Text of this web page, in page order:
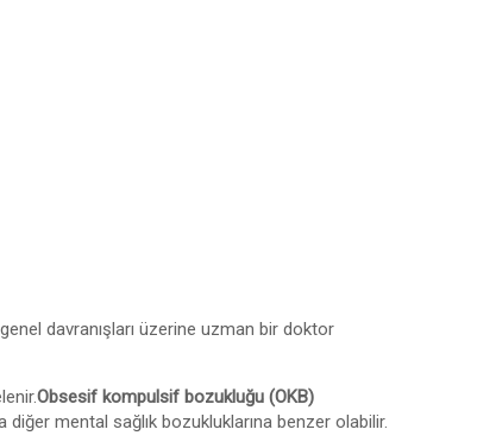
davranışları üzerine uzman bir doktor
Obsesif kompulsif bozukluğu (OKB)
mental sağlık bozukluklarına benzer olabilir.